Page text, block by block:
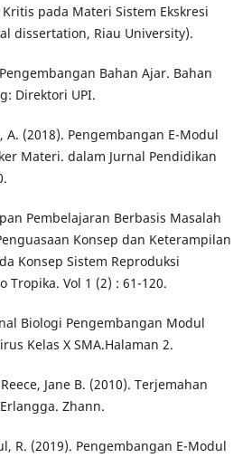
pada Materi Sistem Ekskresi
dissertation, Riau University).
Bahan Ajar. Bahan
Direktori UPI.
A. (2018). Pengembangan E-Modul
Materi. dalam Jurnal Pendidikan
Pembelajaran Berbasis Masalah
Konsep dan Keterampilan
Konsep Sistem Reproduksi
Tropika. Vol 1 (2) : 61-120.
Biologi Pengembangan Modul
Kelas X SMA.Halaman 2.
Jane B. (2010). Terjemahan
Zhann.
R. (2019). Pengembangan E-Modul